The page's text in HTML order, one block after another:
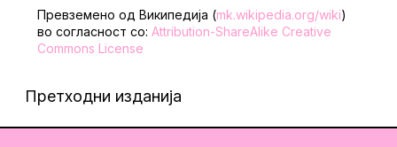
Превземено од Википедија (mk.wikipedia.org/wiki)
во согласност со: Attribution-ShareAlike Creative
Commons License
Претходни изданија